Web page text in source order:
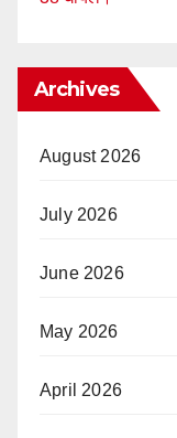
Archives
August 2026
July 2026
June 2026
May 2026
April 2026